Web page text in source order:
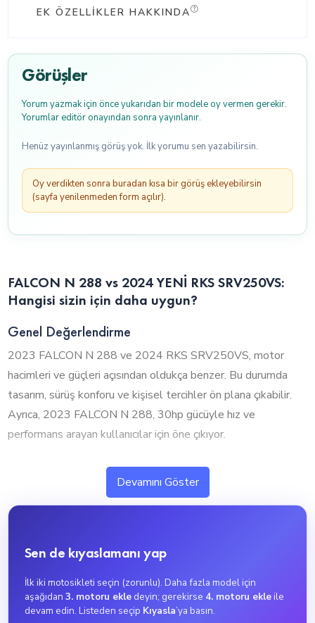
EK ÖZELLIKLER HAKKINDA
Görüşler
Yorum yazmak için önce yukarıdan bir modele oy vermen gerekir.
Yorumlar editör onayından sonra yayınlanır.
Henüz yayınlanmış görüş yok. İlk yorumu sen yazabilirsin.
Oy verdikten sonra buradan kısa bir görüş ekleyebilirsin
(sayfa yenilenmeden form açılır).
FALCON N 288 vs 2024 YENİ RKS SRV250VS:
Hangisi sizin için daha uygun?
Genel Değerlendirme
2023 FALCON N 288 ve 2024 RKS SRV250VS, motor
hacimleri ve güçleri açısından oldukça benzer. Bu durumda
tasarım, sürüş konforu ve kişisel tercihler ön plana çıkabilir.
Ayrıca, 2023 FALCON N 288, 30hp gücüyle hız ve
performans arayan kullanıcılar için öne çıkıyor.
1. Silindir Hacmi ve Performans
2023 FALCON N 288 ve 2024 RKS SRV250VS, neredeyse
aynı motor hacmine sahip olup benzer performans sunuyor.
tercihinizde daha etkili olacaktır.
performans ve hızlanma isteyen kullanıcılar için ideal. Orta
düzey kullanıcılar için şehir içi ve kısa mesafelerde idealdir.
Devamını Göster
Sen de kıyaslamanı yap
İlk iki motosikleti seçin (zorunlu). Daha fazla model için
aşağıdan 3. motoru ekledeyin; gerekirse 4. motoru ekleile
devam edin. Listeden seçip Kıyasla’ya basın.